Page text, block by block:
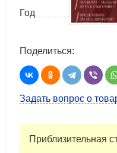
Год
Поделиться:
Задать вопрос о
Приблизительная